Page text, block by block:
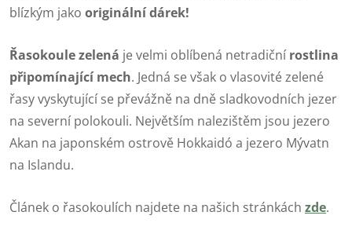
blízkým jako originální dárek!
Řasokoule zelená je velmi oblíbená netradiční rostlina
připomínající mech. Jedná se však o vlasovité zelené
řasy vyskytující se převážně na dně sladkovodních jezer
na severní polokouli. Největším nalezištěm jsou jezero
Akan na japonském ostrově Hokkaidó a jezero Mývatn
na Islandu.
Článek o řasokoulích najdete na našich stránkách zde.